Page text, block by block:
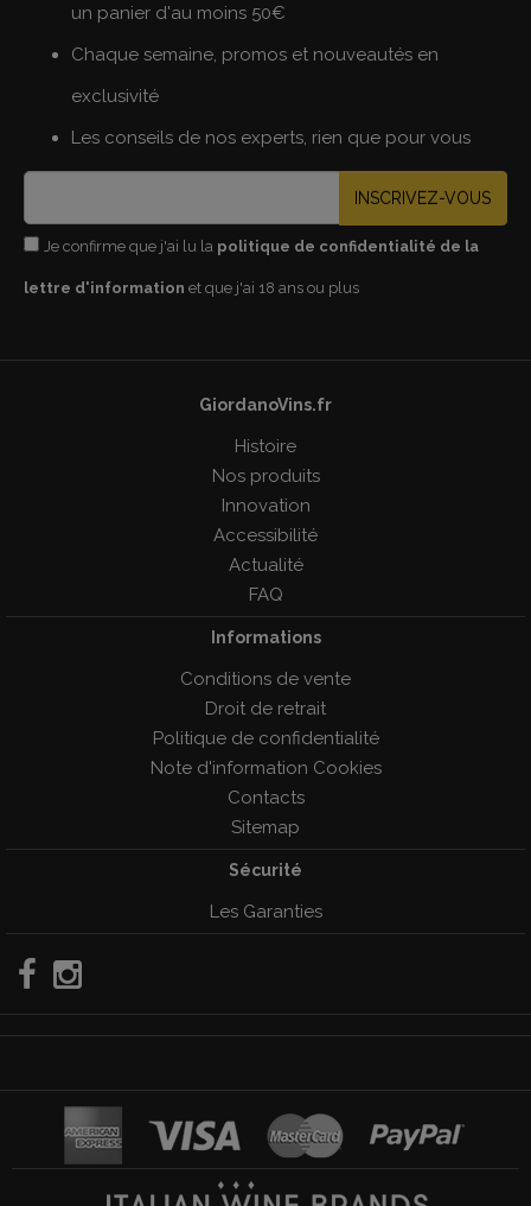
un panier d'au moins 50€
Chaque semaine, promos et nouveautés en
exclusivité
Les conseils de nos experts, rien que pour vous
INSCRIVEZ-VOUS
Je confirme que j'ai lu la politique de confidentialité de la
lettre d'information et que j'ai 18 ans ou plus
GiordanoVins.fr
Histoire
Nos produits
Innovation
Accessibilité
Actualité
FAQ
Informations
Conditions de vente
Droit de retrait
Politique de confidentialité
Note d'information Cookies
Contacts
Sitemap
Sécurité
Les Garanties